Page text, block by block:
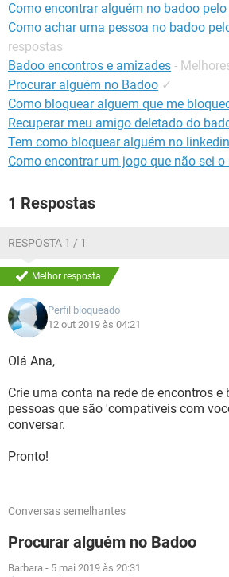
Como encontrar alguém no badoo
Como achar uma pessoa no badoo
respostas
Badoo encontros e amizades -
Procurar alguém no Badoo ✓
Como bloquear alguem que me
Recuperar meu amigo deletado do
Tem como bloquear alguém no linkedin
Como encontrar um jogo que não sei o
1 Respostas
RESPOSTA 1 / 1
Melhor resposta
Perfil bloqueado
12 out 2019 às 04:21
Olá Ana,
Crie uma conta na rede de encontros e
pessoas que são 'compatíveis com
conversar.
Pronto!
Conversas semelhantes
Procurar alguém no Badoo
Barbara - 5 mai 2019 às 20:31